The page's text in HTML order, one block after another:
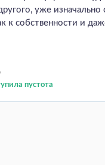
уже изначально
к собственности и
пустота